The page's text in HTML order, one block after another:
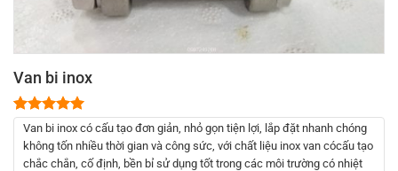
Van bi inox
5.00trên 5
dựa trên
đánh giá
Van bi inox có cấu tạo đơn giản, nhỏ gọn tiện lợi, lắp đặt nhanh chóng
không tốn nhiều thời gian và công sức, với chất liệu inox van cócấu tạo
chắc chắn, cố định, bền bỉ sử dụng tốt trong các môi trường có nhiệt